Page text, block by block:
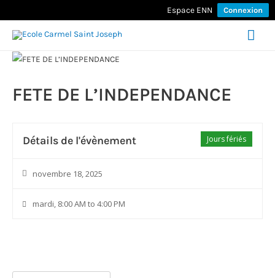
Espace ENN Connexion
FETE DE L’INDEPENDANCE
Jours fériés
Détails de l'évènement
novembre 18, 2025
mardi, 8:00 AM to 4:00 PM